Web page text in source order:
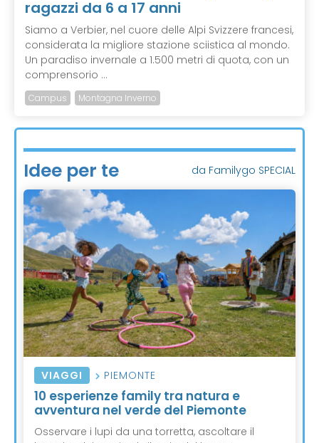
ragazzi da 6 a 17 anni
Siamo a Verbier, nel cuore delle Alpi Svizzere francesi,
considerata la migliore stazione sciistica al mondo.
Un paradiso invernale a 1.500 metri di quota, con un
comprensorio ...
Campus Montagna Inverno
Idee per te da Familygo SPECIAL
VIAGGI PIEMONTE
10 esperienze family tra natura e
avventura nel verde del Piemonte
Osservare i lupi da una torretta, ascoltare il